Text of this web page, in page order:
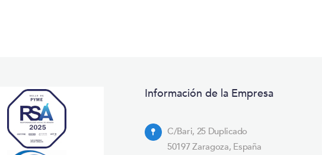
Información de la Empresa
C/Bari, 25 Duplicado
50197 Zaragoza, España